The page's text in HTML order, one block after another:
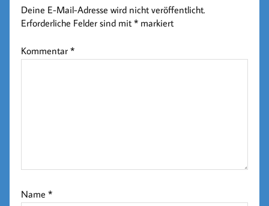
Deine E-Mail-Adresse wird nicht veröffentlicht.
Erforderliche Felder sind mit* markiert
Kommentar*
Name*